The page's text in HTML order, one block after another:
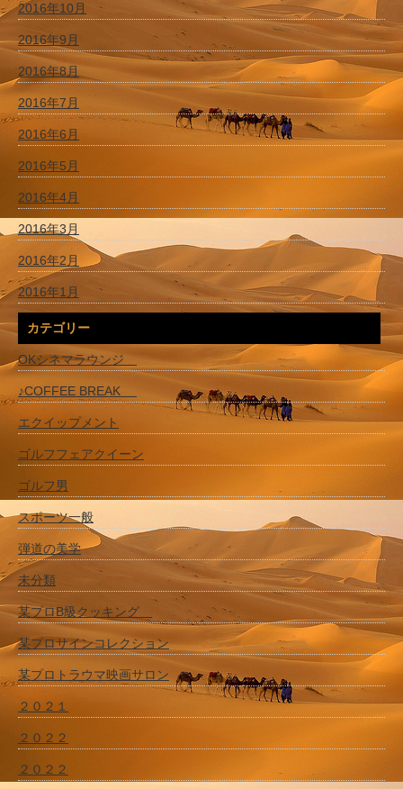
2016年10月
2016年9月
2016年8月
2016年7月
2016年6月
2016年5月
2016年4月
2016年3月
2016年2月
2016年1月
カテゴリー
OKシネマラウンジ
♪COFFEE BREAK
エクイップメント
ゴルフフェアクイーン
ゴルフ男
スポーツ一般
弾道の美学
未分類
某プロB級クッキング
某プロサインコレクション
某プロトラウマ映画サロン
２０２１
２０２２
２０２２